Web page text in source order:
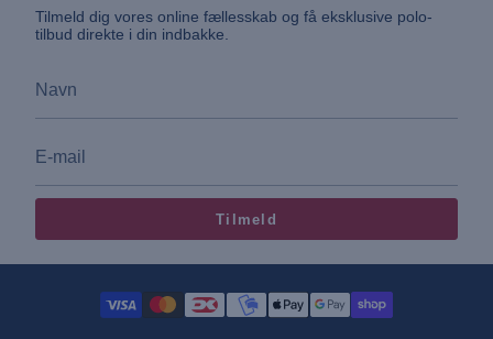
Tilmeld dig vores online fællesskab og få eksklusive polo-
tilbud direkte i din indbakke.
Tilmeld